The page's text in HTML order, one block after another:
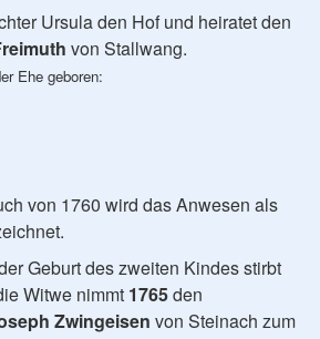
Ursula den Hof und heiratet den
von Stallwang.
Ehe geboren:
von 1760 wird das Anwesen als
Geburt des zweiten Kindes stirbt
Witwe nimmt 1765den
Zwingeisen von Steinach zum